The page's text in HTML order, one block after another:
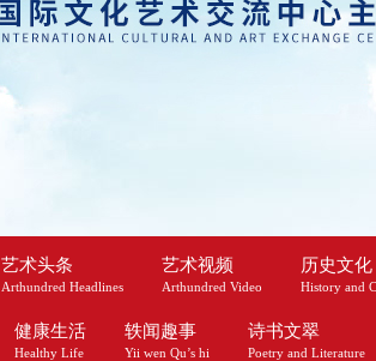
艺术头条
Arthundred Headlines
艺术视频
Arthundred Video
历史文化
History and
健康生活
Healthy Life
轶闻趣事
Yii wen Qu’s hi
诗书文翠
Poetry and Literature